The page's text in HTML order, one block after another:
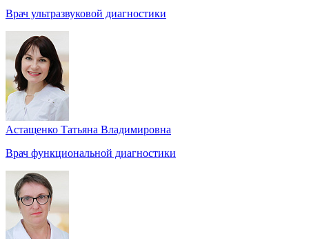
Врач ультразвуковой диагностики
Астащенко Татьяна Владимировна
Врач функциональной диагностики